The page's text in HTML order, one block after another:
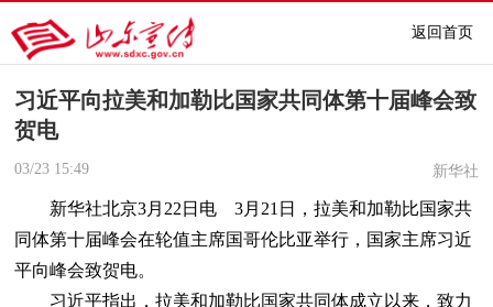
返回首页
习近平向拉美和加勒比国家共同体第十届峰会致
贺电
03/23 15:49 新华社
新华社北京3月22日电 3月21日，拉美和加勒比国家共
同体第十届峰会在轮值主席国哥伦比亚举行，国家主席习近
平向峰会致贺电。
习近平指出，拉美和加勒比国家共同体成立以来，致力